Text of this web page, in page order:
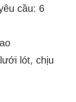
cầu: 6
lót, chịu